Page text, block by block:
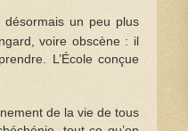
désormais un peu plus
voire obscène : il
L’École conçue
de la vie de tous